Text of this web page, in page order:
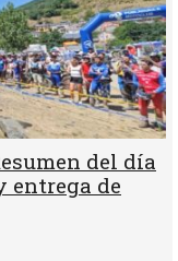
del día
entrega de